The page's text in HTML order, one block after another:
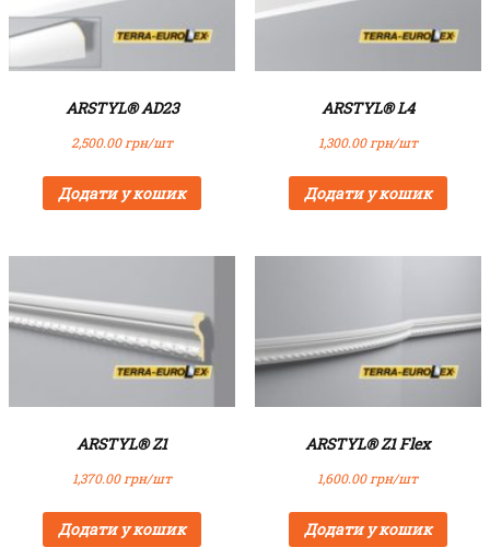
ARSTYL® AD23
2,500.00грн/шт
Додати у кошик
ARSTYL® L4
1,300.00грн/шт
Додати у кошик
ARSTYL® Z1
1,370.00грн/шт
Додати у кошик
ARSTYL® Z1 Flex
1,600.00грн/шт
Додати у кошик